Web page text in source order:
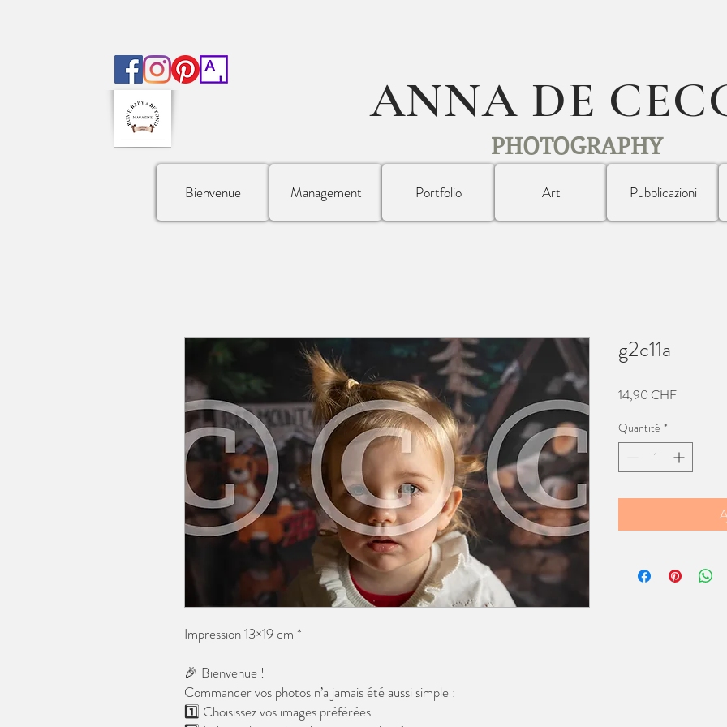
ANNA DE
PHOTOGRAPHY
Bienvenue Management Portfolio Art Pubblicazioni
Impression 13×19 cm *
🎉 Bienvenue !
Commander vos photos n’a jamais été aussi simple :
1️⃣ Choisissez vos images préférées.
g2c11a
14,90 CHFPrix
Quantité *